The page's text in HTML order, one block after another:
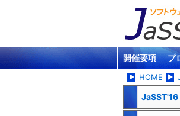
開催要項 プ
HOME